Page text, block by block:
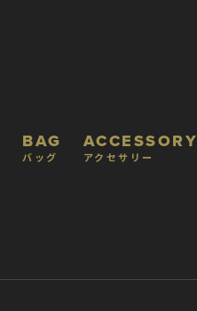
BAG
バッグ
ACCESSORY
アクセサリー